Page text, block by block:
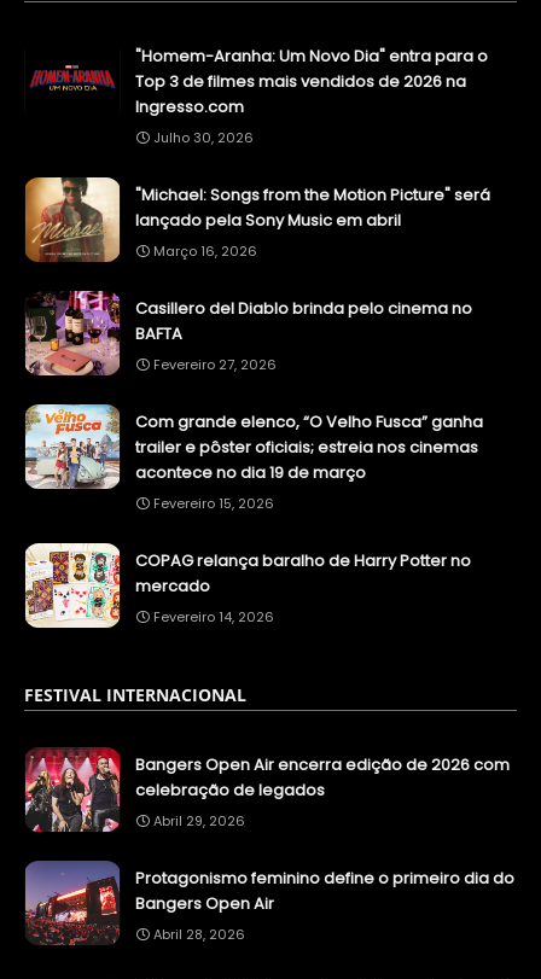
"Homem-Aranha: Um Novo Dia" entra para o
Top 3 de filmes mais vendidos de 2026 na
Ingresso.com
Julho 30, 2026
"Michael: Songs from the Motion Picture" será
lançado pela Sony Music em abril
Março 16, 2026
Casillero del Diablo brinda pelo cinema no
BAFTA
Fevereiro 27, 2026
Com grande elenco, “O Velho Fusca” ganha
trailer e pôster oficiais; estreia nos cinemas
acontece no dia 19 de março
Fevereiro 15, 2026
COPAG relança baralho de Harry Potter no
mercado
Fevereiro 14, 2026
FESTIVAL INTERNACIONAL
Bangers Open Air encerra edição de 2026 com
celebração de legados
Abril 29, 2026
Protagonismo feminino define o primeiro dia do
Bangers Open Air
Abril 28, 2026